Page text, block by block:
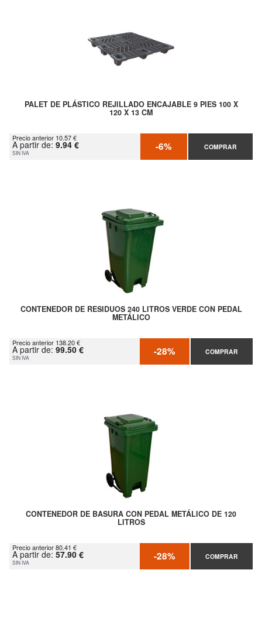
PALET DE PLÁSTICO REJILLADO ENCAJABLE 9 PIES 100 X
120 X 13 CM
Precio anterior 10.57 €
A partir de: 9.94 €
SIN IVA -6% COMPRAR
CONTENEDOR DE RESIDUOS 240 LITROS VERDE CON PEDAL
METÁLICO
Precio anterior 138.20 €
A partir de: 99.50 €
SIN IVA -28% COMPRAR
CONTENEDOR DE BASURA CON PEDAL METÁLICO DE 120
LITROS
Precio anterior 80.41 €
A partir de: 57.90 €
SIN IVA -28% COMPRAR